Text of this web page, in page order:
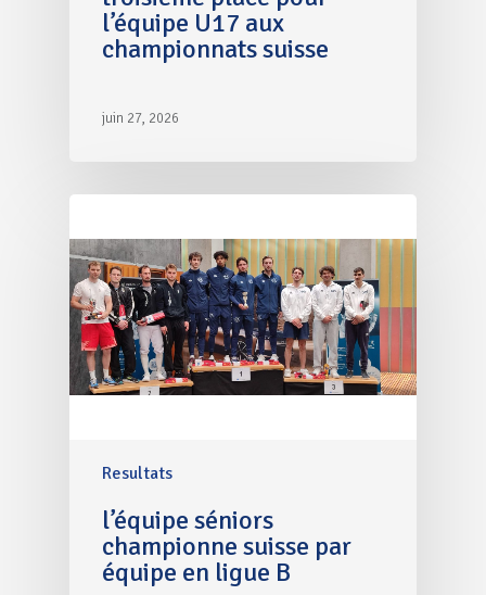
l’équipe U17 aux
championnats suisse
juin 27, 2026
Resultats
l’équipe séniors
championne suisse par
équipe en ligue B